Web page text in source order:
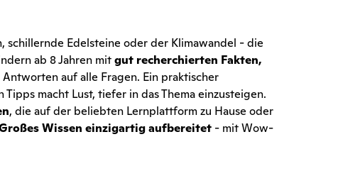
schillernde Edelsteine oder der Klimawandel - die
ab 8 Jahren mitgut recherchierten Fakten,
Antworten auf alle Fragen. Ein praktischer
macht Lust, tiefer in das Thema einzusteigen.
, die auf der beliebten Lernplattform zu Hause oder
Wissen einzigartig aufbereitet - mit Wow-